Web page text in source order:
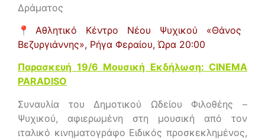
Δράματος
📍 Αθλητικό Κέντρο Νέου Ψυχικού «Θάνος
Βεζυργιάννης», Ρήγα Φεραίου,Ώρα 20:00
Παρασκευή 19/6 Μουσική Εκδήλωση: CINEMA
PARADISO
Συναυλία του Δημοτικού Ωδείου Φιλοθέης –
Ψυχικού, αφιερωμένη στη μουσική από τον
ιταλικό κινηματογράφο Ειδικός προσκεκλημένος,